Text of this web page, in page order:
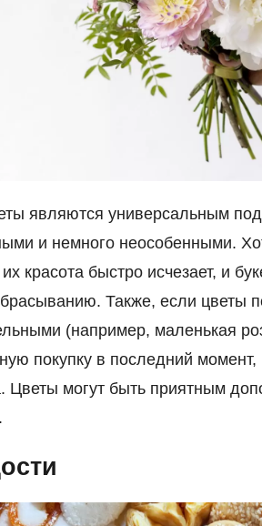
являются универсальным
и немного неособенными.
красота быстро исчезает, и
Также, если цветы
(например, маленькая
покупку в последний
Цветы могут быть приятным